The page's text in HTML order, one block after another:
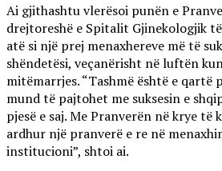
Ai gjithashtu vlerësoi punën e
drejtoreshë e Spitalit Gjinekologjik
atë si një prej menaxhereve më të
shëndetësi, veçanërisht në luftën
mitëmarrjes. “Tashmë është e qartë
mund të pajtohet me suksesin e
pjesë e saj. Me Pranverën në krye
ardhur një pranverë e re në
institucioni”, shtoi ai.